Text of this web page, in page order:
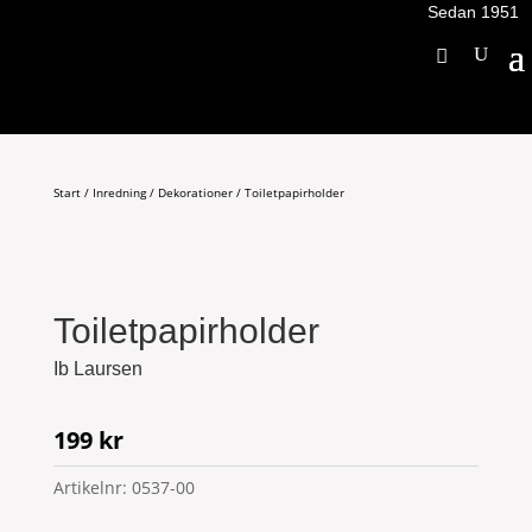
Sedan 1951
Start/ Inredning/ Dekorationer/ Toiletpapirholder
Toiletpapirholder
Ib Laursen
199 kr
Artikelnr: 0537-00